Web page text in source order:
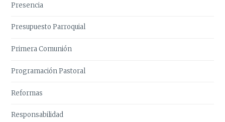
Presencia
Presupuesto Parroquial
Primera Comunión
Programación Pastoral
Reformas
Responsabilidad